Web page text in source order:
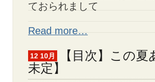
ておられまして
Read more…
12 10月
【目次】この
未定】